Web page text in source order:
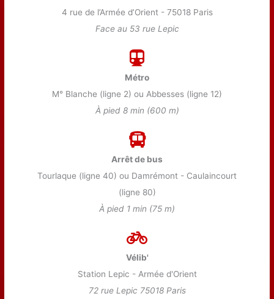
4 rue de l’Armée d’Orient - 75018 Paris
Face au 53 rue Lepic
Métro
M° Blanche (ligne 2) ou Abbesses (ligne 12)
À pied 8 min (600 m)
Arrêt de bus
Tourlaque (ligne 40) ou Damrémont - Caulaincourt
(ligne 80)
À pied 1 min (75 m)
Vélib'
Station Lepic - Armée d'Orient
72 rue Lepic 75018 Paris